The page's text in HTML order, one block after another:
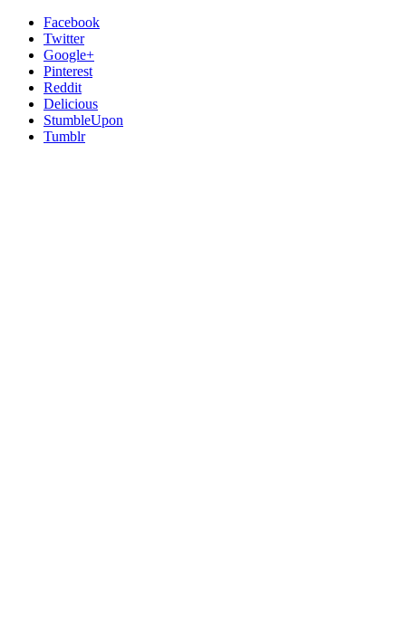
Facebook
Twitter
Google+
Pinterest
Reddit
Delicious
StumbleUpon
Tumblr